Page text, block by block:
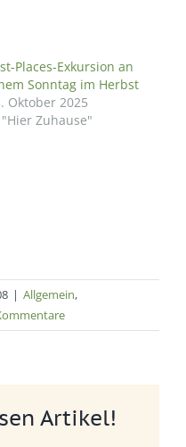
Places-Exkursion an
Sonntag im Herbst
Oktober 2025
Zuhause"
| Allgemein,
Artikel!